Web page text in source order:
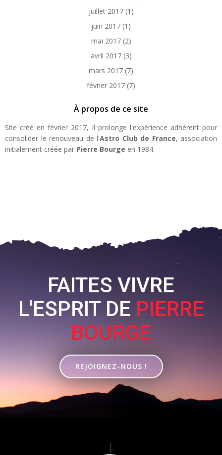
juillet 2017(1)
juin 2017 (1)
mai 2017(2)
avril 2017(3)
mars 2017 (7)
février 2017 (7)
À propos de ce site
Site créé en février 2017, il prolonge l'expérience adhérent pour
consolider le renouveau de l'Astro Club de France, association
initialement créée par Pierre Bourge en 1984.
FAITES VIVRE
L'ESPRIT DE PIERRE
BOURGE
REJOIGNEZ-NOUS !